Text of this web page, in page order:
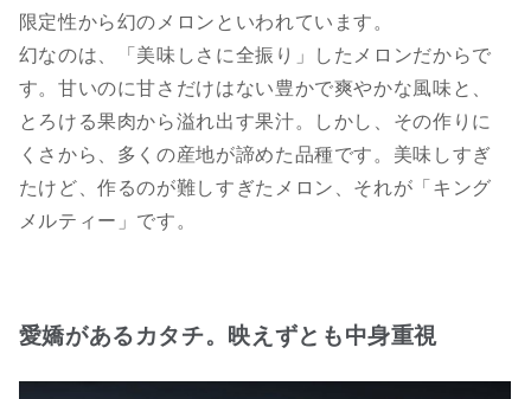
限定性から幻のメロンといわれています。
幻なのは、「美味しさに全振り」したメロンだからで
す。甘いのに甘さだけはない豊かで爽やかな風味と、
とろける果肉から溢れ出す果汁。しかし、その作りに
くさから、多くの産地が諦めた品種です。美味しすぎ
たけど、作るのが難しすぎたメロン、それが「キング
メルティー」です。
愛嬌があるカタチ。映えずとも中身重視